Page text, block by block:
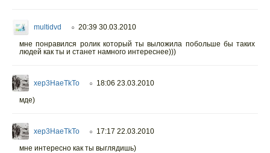
multidvd ○ 20:39 30.03.2010
мне понравился ролик который ты выложила побольше бы таких
людей как ты и станет намного интереснее)))
xep3HaeTkTo ○ 18:06 23.03.2010
мде)
xep3HaeTkTo ○ 17:17 22.03.2010
мне интересно как ты выглядишь)